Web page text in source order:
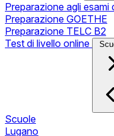
Preparazione agli esami
Preparazione GOETHE
Preparazione TELC B2
Test di livello online
Scuole
Lugano